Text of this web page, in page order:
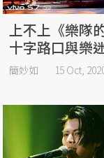
上不上《樂隊
十字路口與樂
簡妙如 15 Oct,